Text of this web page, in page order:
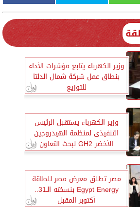
وزير الكهرباء يتابع مؤشرات الأداء
بنطاق عمل شركة شمال الدلتا
للتوزيع
وزير الكهرباء يستقبل الرئيس
التنفيذى لمنظمة الهيدروجين
الأخضر GH2 لبحث التعاون
مصر تطلق معرض مصر للطاقة
Egypt Energy بنسخته الـ31..
أكتوبر المقبل